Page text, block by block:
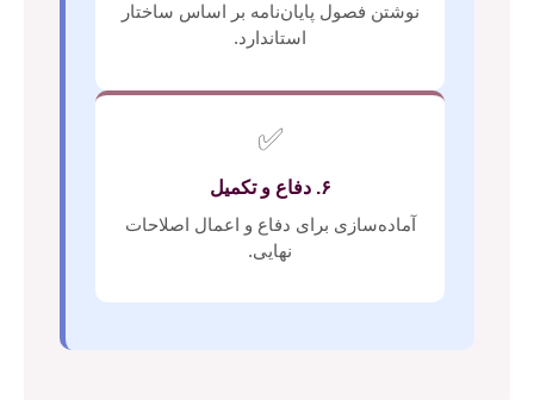
نوشتن فصول پایان‌نامه بر اساس ساختار
استاندارد.
✅
۶. دفاع و تکمیل
آماده‌سازی برای دفاع و اعمال اصلاحات
نهایی.